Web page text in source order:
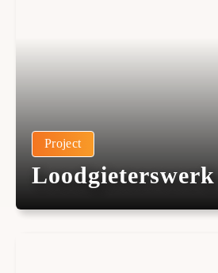
Project
Loodgieterswerk